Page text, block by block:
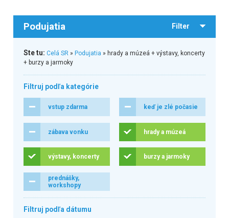
Podujatia Filter
Ste tu: Celá SR» Podujatia » hrady a múzeá + výstavy, koncerty
+ burzy a jarmoky
Filtruj podľa kategórie
vstup zdarma keď je zlé počasie
zábava vonku hrady a múzeá
výstavy, koncerty burzy a jarmoky
prednášky,
workshopy
Filtruj podľa dátumu